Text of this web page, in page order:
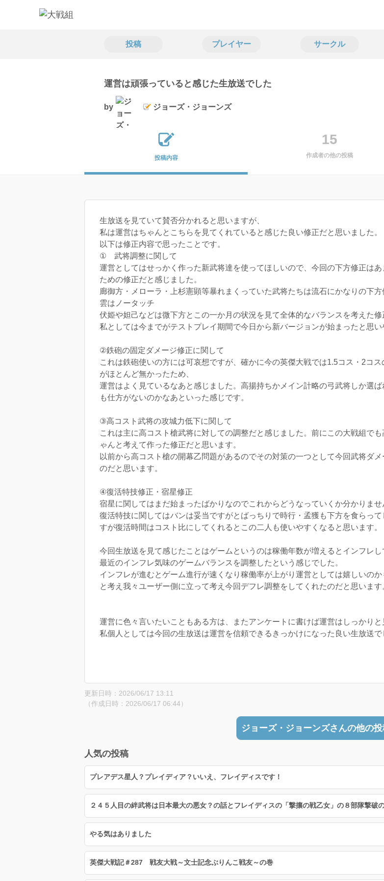
投稿 プレイヤー サークル
運営は頑張っていると感じた生放送でした
by ジョーズ・ジョーンズ
投稿内容
15
作成者の他の投稿
生放送を見ていて賛否分かれると思いますが、
私は運営はちゃんとこちらを見てくれていると感じた良い修正だと思いました。
以下は修正内容で思ったことです。
① 武将調整に関して
運営としてはせっかく作った新武将達を使ってほしいので、今回の下方修正は
ための修正だと感じました。
廊御方・メローラ・上杉憲顕等暴れまくっていた武将たちは流石にかなりの下
雲はノータッチ
伏姫や妲己などは微下方とこの一か月の状況を見て全体的なバランスを考えた修
私としては今までがテストプレイ期間で今日から新バージョンが始まったと思い
②鉄砲の固定ダメージ修正に関して
これは鉄砲使いの方には可哀想ですが、確かに今の英傑大戦では1.5コス・2コ
がほとんど無かったため、
運営はよく見ているなあと感じました。高揚持ちかメイン計略の弓武将しか選
も仕方がないのかなあといった感じです。
③高コスト武将の攻城力低下に関して
これは主に高コスト槍武将に対しての調整だと感じました。前にこの大戦組で
ゃんと考えて作った修正だと思います。
以前から高コスト槍の開幕乙問題があるのでその対策の一つとして今回武将ダ
のだと思います。
④復活特技修正・宿星修正
宿星に関してはまだ始まったばかりなのでこれからどうなっていくか分かりま
復活特技に関してはバンは妥当ですがとばっちりで時行・孟獲も下方を食らっ
すが復活時間はコスト比にしてくれるとこの二人も使いやすくなると思います。
今回生放送を見て感じたことはゲームというのは稼働年数が増えるとインフレ
最近のインフレ気味のゲームバランスを調整したという感じでした。
インフレが進むとゲーム進行が速くなり稼働率が上がり運営としては嬉しいの
と考え我々ユーザー側に立って考え今回デフレ調整をしてくれたのだと思います
運営に色々言いたいこともある方は、またアンケートに書けば運営はしっかり
私個人としては今回の生放送は運営を信頼できるきっかけになった良い生放送で
更新日時：2026/06/17 13:11
（作成日時：2026/06/17 06:44）
ジョーズ・ジョーンズさんの他の
人気の投稿
プレアデス星人？プレイディア？いいえ、フレイディスです！
やる気はありました
英傑大戦記＃287 戦友大戦～文士記念ぶりんこ戦友～の巻